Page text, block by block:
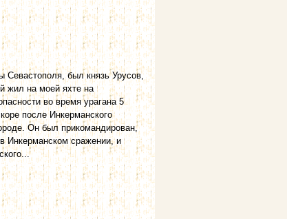
Севастополя, был князь Урусов,
жил на моей яхте на
во время урагана 5
после Инкерманского
Он был прикомандирован,
Инкерманском сражении, и